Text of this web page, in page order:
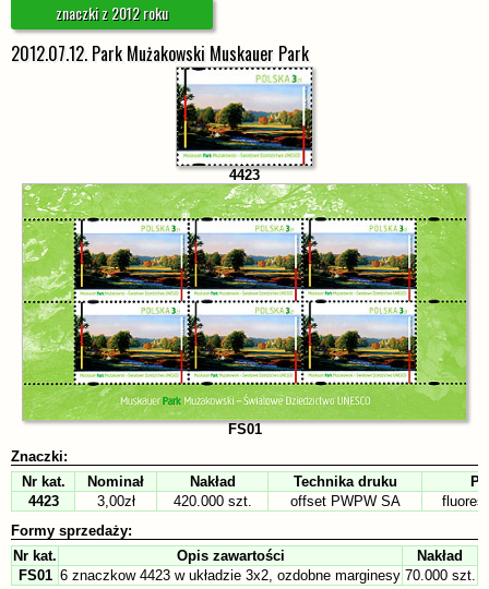
znaczki z 2012 roku
2012.07.12. Park Mużakowski Muskauer Park
4423
FS01
Znaczki:
Nr kat.
Nominał Nakład Technika druku
4423
3,00zł 420.000 szt. offset PWPW SA
Formy sprzedaży:
Nr kat.
Opis zawartości
Nakład
FS01 6 znaczkow 4423 w układzie 3x2, ozdobne marginesy 70.000 szt.